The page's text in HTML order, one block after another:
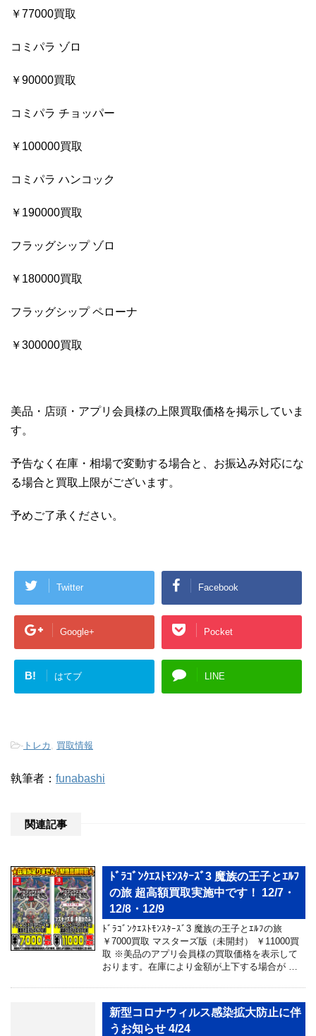
￥77000買取
コミパラ ゾロ
￥90000買取
コミパラ チョッパー
￥100000買取
コミパラ ハンコック
￥190000買取
フラッグシップ ゾロ
￥180000買取
フラッグシップ ペローナ
￥300000買取
美品・店頭・アプリ会員様の上限買取価格を掲示していま
す。
予告なく在庫・相場で変動する場合と、お振込み対応にな
る場合と買取上限がございます。
予めご了承ください。
Twitter Facebook
Google+ Pocket
B! はてブ LINE
- トレカ 買取情報
執筆者： funabashi
関連記事
ﾄﾞﾗｺﾞﾝｸｴｽﾄﾓﾝｽﾀｰｽﾞ3 魔族の王子とｴﾙﾌ
の旅 超高額買取実施中です！ 12/7・
12/8・12/9
ﾄﾞﾗｺﾞﾝｸｴｽﾄﾓﾝｽﾀｰｽﾞ3 魔族の王子とｴﾙﾌの旅
￥7000買取 マスターズ版（未開封） ￥11000買
取 ※美品のアプリ会員様の買取価格を表示して
おります。在庫により金額が上下する場合が …
新型コロナウィルス感染拡大防止に伴
うお知らせ 4/24